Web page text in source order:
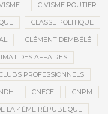
CIVISME ROUTIER
CLASSE POLITIQUE
CLÉMENT DEMBÉLÉ
DES AFFAIRES
PROFESSIONNELS
CNECE CNPM
LA 4ÈME RÉPUBLIQUE